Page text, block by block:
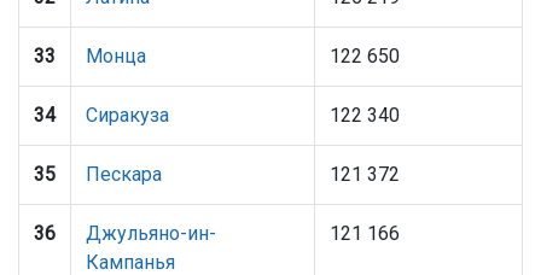
33 Монца 122 650
34 Сиракуза 122 340
35 Пескара 121 372
36
Джульяно-ин-
Кампанья
121 166